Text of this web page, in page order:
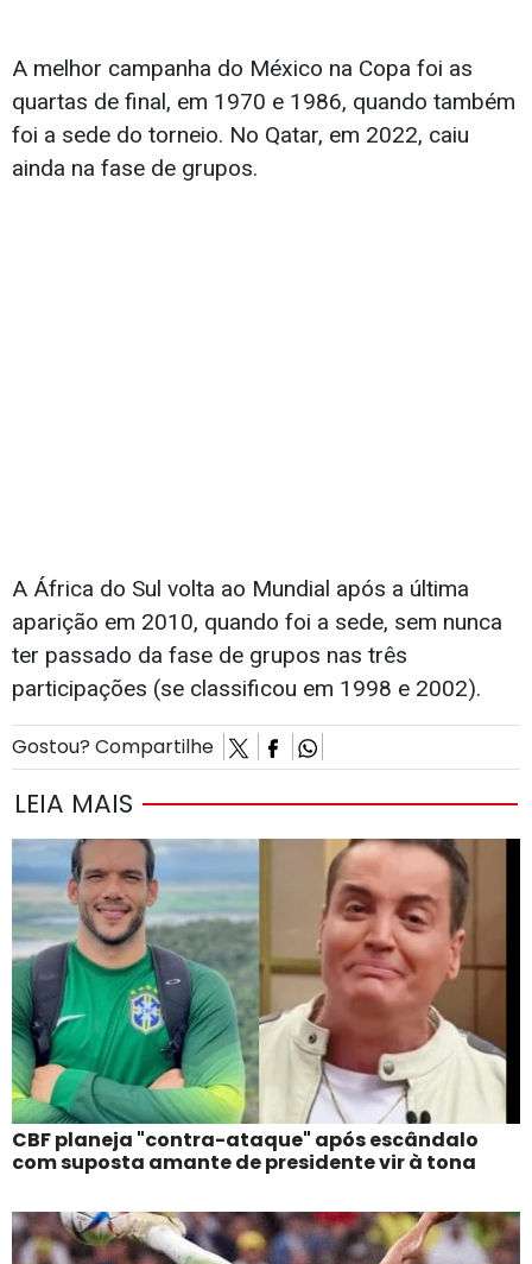
A melhor campanha do México na Copa foi as
quartas de final, em 1970 e 1986, quando também
foi a sede do torneio. No Qatar, em 2022, caiu
ainda na fase de grupos.
A África do Sul volta ao Mundial após a última
aparição em 2010, quando foi a sede, sem nunca
ter passado da fase de grupos nas três
participações (se classificou em 1998 e 2002).
Gostou? Compartilhe
LEIA MAIS
CBF planeja "contra-ataque" após escândalo
com suposta amante de presidente vir à tona